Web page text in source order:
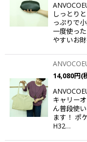
しっとり
っぷりで
一度使っ
やすいお
14,080円(
キャリー
ん普段使
ます！ ポ
H32…